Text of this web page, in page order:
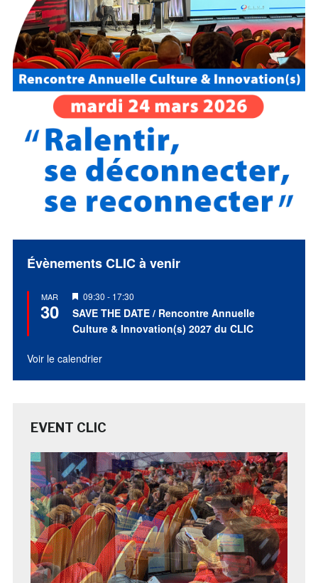
Évènements CLIC à venir
MAR
30
Mis
en
avant
09:30 - 17:30
SAVE THE DATE / Rencontre Annuelle
Culture & Innovation(s) 2027 du CLIC
Voir le calendrier
EVENT CLIC